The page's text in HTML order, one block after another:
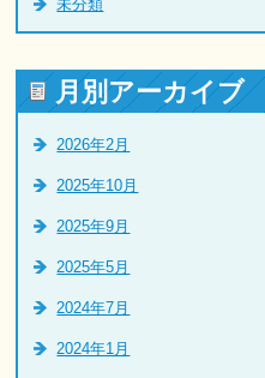
未分類
月別アーカイブ
2026年2月
2025年10月
2025年9月
2025年5月
2024年7月
2024年1月